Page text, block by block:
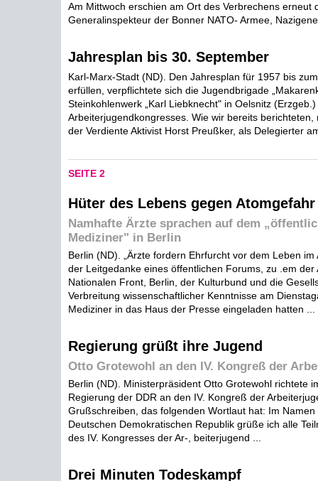
Am Mittwoch erschien am Ort des Verbrechens erneut
Generalinspekteur der Bonner NATO- Armee,
Jahresplan bis 30. September
Karl-Marx-Stadt (ND). Den Jahresplan für 1957 bis
erfüllen, verpflichtete sich die Jugendbrigade
Steinkohlenwerk „Karl Liebknecht" in Oelsnitz
Arbeiterjugendkongresses. Wie wir bereits berichteten,
der Verdiente Aktivist Horst Preußker, als Delegierter
SEITE 2
Hüter des Lebens gegen Atomgefahr
Namhafte Ärzte sprachen auf dem
Mediziner" in Berlin
Berlin (ND). „Ärzte fordern Ehrfurcht vor dem Leben im
der Leitgedanke eines öffentlichen Forums, zu .em der
Nationalen Front, Berlin, der Kulturbund und die
Verbreitung wissenschaftlicher Kenntnisse am
Mediziner in das Haus der Presse eingeladen hatten ...
Regierung grüßt ihre Jugend
Otto Grotewohl an den IV. Kongreß der
Berlin (ND). Ministerpräsident Otto Grotewohl richtete
Regierung der DDR an den IV. Kongreß der
Grußschreiben, das folgenden Wortlaut hat: Im
Deutschen Demokratischen Republik grüße ich alle
des IV. Kongresses der Ar-, beiterjugend ...
Drei Minuten Todeskampf